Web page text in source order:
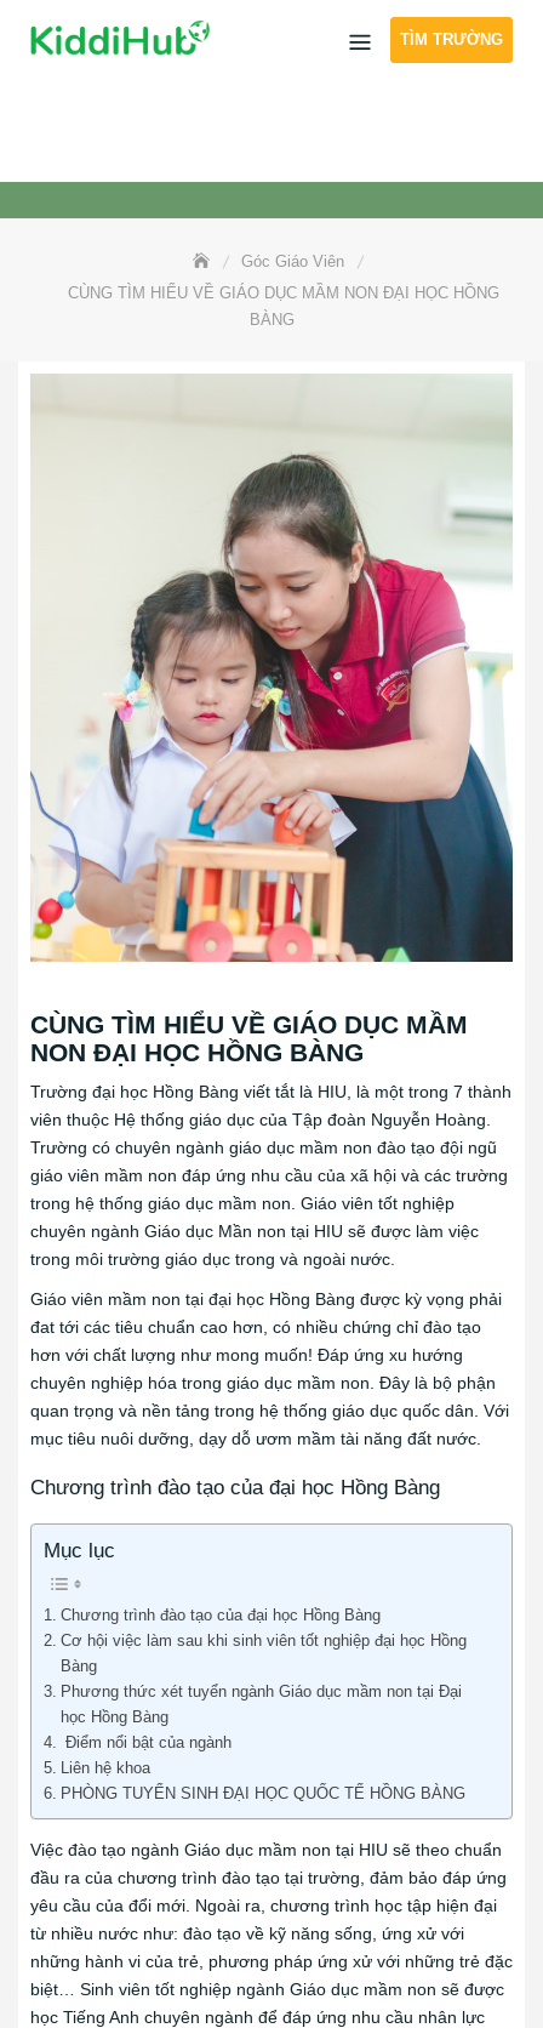
TÌM TRƯỜNG
Góc Giáo Viên
CÙNG TÌM HIỂU VỀ GIÁO DỤC MẦM NON ĐẠI HỌC HỒNG
BÀNG
CÙNG TÌM HIỂU VỀ GIÁO DỤC MẦM
NON ĐẠI HỌC HỒNG BÀNG
Trường đại học Hồng Bàng viết tắt là HIU, là một trong 7 thành
viên thuộc Hệ thống giáo dục của Tập đoàn Nguyễn Hoàng.
Trường có chuyên ngành giáo dục mầm non đào tạo đội ngũ
giáo viên mầm non đáp ứng nhu cầu của xã hội và các trường
trong hệ thống giáo dục mầm non. Giáo viên tốt nghiệp
chuyên ngành Giáo dục Mần non tại HIU sẽ được làm việc
trong môi trường giáo dục trong và ngoài nước.
Giáo viên mầm non tại đại học Hồng Bàng được kỳ vọng phải
đat tới các tiêu chuẩn cao hơn, có nhiều chứng chỉ đào tạo
hơn với chất lượng như mong muốn! Đáp ứng xu hướng
chuyên nghiệp hóa trong giáo dục mầm non. Đây là bộ phận
quan trọng và nền tảng trong hệ thống giáo dục quốc dân. Với
mục tiêu nuôi dưỡng, dạy dỗ ươm mầm tài năng đất nước.
Chương trình đào tạo của đại học Hồng Bàng
Mục lục
Chương trình đào tạo của đại học Hồng Bàng
Cơ hội việc làm sau khi sinh viên tốt nghiệp đại học Hồng
Bàng
Phương thức xét tuyển ngành Giáo dục mầm non tại Đại
học Hồng Bàng
Điểm nổi bật của ngành
Liên hệ khoa
PHÒNG TUYỂN SINH ĐẠI HỌC QUỐC TẾ HỒNG BÀNG
Việc đào tạo ngành Giáo dục mầm non tại HIU sẽ theo chuẩn
đầu ra của chương trình đào tạo tại trường, đảm bảo đáp ứng
yêu cầu của đổi mới. Ngoài ra, chương trình học tập hiện đại
từ nhiều nước như: đào tạo về kỹ năng sống, ứng xử với
những hành vi của trẻ, phương pháp ứng xử với những trẻ đặc
biệt… Sinh viên tốt nghiệp ngành Giáo dục mầm non sẽ được
học Tiếng Anh chuyên ngành để đáp ứng nhu cầu nhân lực